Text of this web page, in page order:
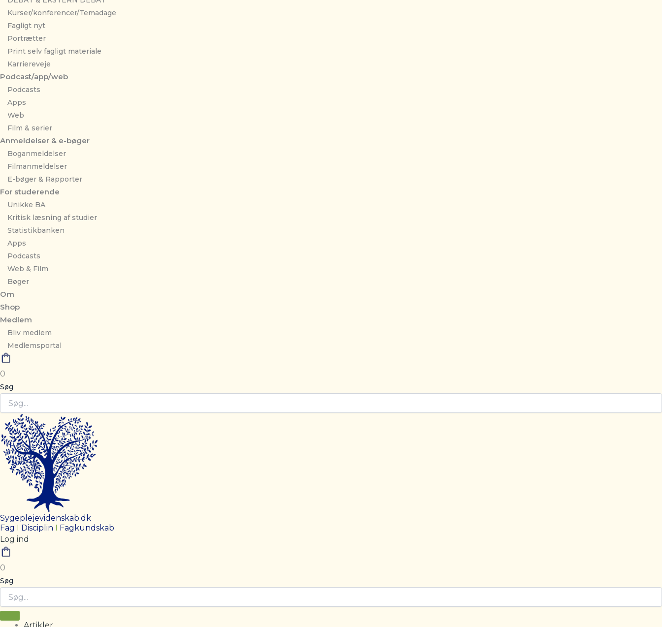
Kurser/konferencer/Temadage
Fagligt nyt
Portrætter
Print selv fagligt materiale
Karriereveje
Podcast/app/web
Podcasts
Apps
Web
Film & serier
Anmeldelser & e-bøger
Boganmeldelser
Filmanmeldelser
E-bøger & Rapporter
For studerende
Unikke BA
Kritisk læsning af studier
Statistikbanken
Apps
Podcasts
Web & Film
Bøger
Om
Shop
Medlem
Bliv medlem
Medlemsportal
0
Søg
Sygeplejevidenskab.dk
Fag I Disciplin I Fagkundskab
Log ind
0
Søg